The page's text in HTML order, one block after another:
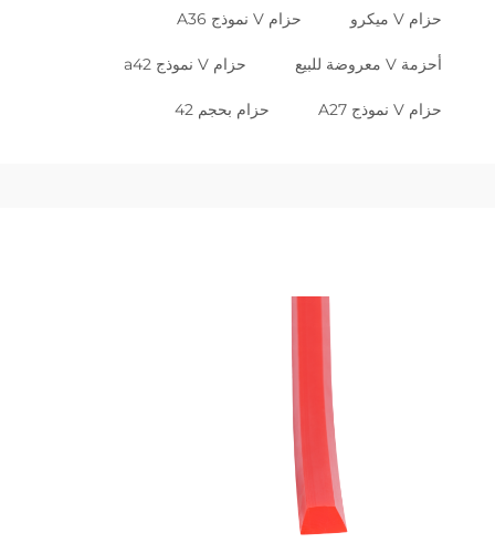
حزام V ميكرو حزام V نموذج A36
أحزمة V معروضة للبيع حزام V نموذج a42
حزام V نموذج A27 حزام بحجم 42